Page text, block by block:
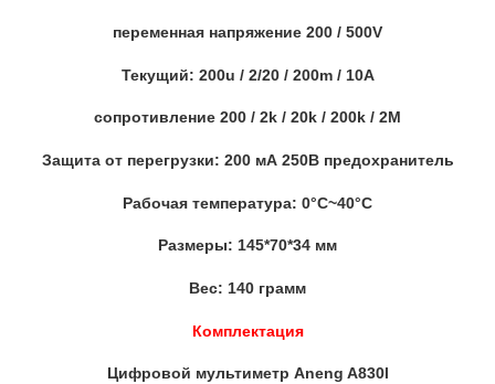
переменная напряжение 200 / 500V
Текущий: 200u / 2/20 / 200m / 10A
сопротивление 200 / 2k / 20k / 200k / 2M
Защита от перегрузки: 200 мА 250В предохранитель
Рабочая температура: 0°C~40°C
Размеры: 145*70*34 мм
Вес: 140 грамм
Комплектация
Цифровой мультиметр Aneng A830l